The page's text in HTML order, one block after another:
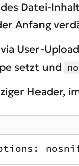
Datei-
Anfang
User-
setzt und
Header,